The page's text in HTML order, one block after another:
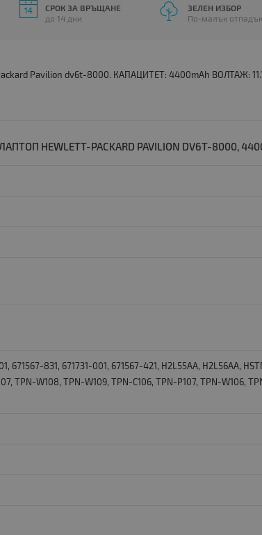
СРОК ЗА ВРЪЩАНЕ
до 14 дни
ЗЕЛЕН ИЗБОР
По-малък отпадък
Pavilion dv6t-8000. КАПАЦИТЕТ: 4400mAh ВОЛТАЖ:
HEWLETT-PACKARD PAVILION DV6T-8000,
671567-831, 671731-001, 671567-421, Н2L55АА, Н2L56АА,
ТРN-W108, ТРN-W109, ТРN-С106, ТРN-Р107, ТРN-W106,